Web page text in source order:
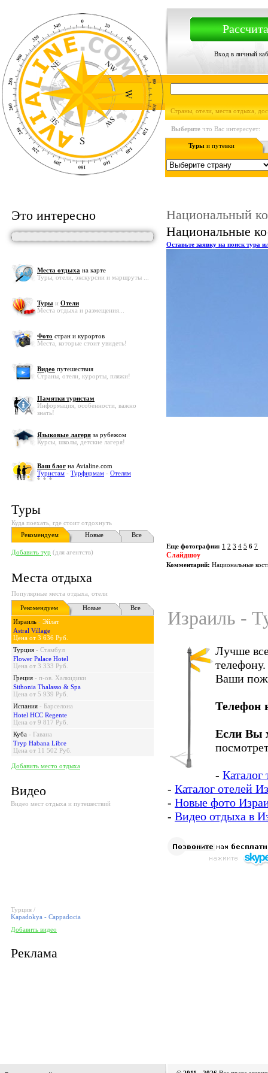
Вход в личный
Страны, отели, места отдыха,
Выберите что Вас интересует:
Туры и путевки
Это интересно
Места отдыха на карте
Туры, отели, экскурсии и маршруты ...
Туры и Отели
Места отдыха и размещения...
Фото стран и курортов
Места, которые стоит увидеть!
Видео путешествия
Страны, отели, курорты, пляжи!
Памятки туристам
Информация, особенности, важно
знать!
Языковые лагеря за рубежом
Курсы, школы, детские лагеря!
Ваш блог на Avialine.com
Туристам - Турфирмам - Отелям
Туры
Куда поехать, где стоит отдохнуть
Рекомендуем
Новые Все
Добавить тур (для агентств)
Места отдыха
Популярные места отдыха, отели
Рекомендуем
Новые
Все
Израиль - Эйлат
Astral Village
Цена от 3 636 Руб.
Турция - Стамбул
Flower Palace Hotel
Цена от 3 333 Руб.
Греция - п-ов. Халкидики
Sithonia Thalasso & Spa
Цена от 5 939 Руб.
Испания - Барселона
Hotel HCC Regente
Цена от 9 817 Руб.
Куба - Гавана
Tryp Habana Libre
Цена от 11 502 Руб.
Добавить место отдыха
Видео
Видео мест отдыха и путешествий
Турция /
Kapadokya - Cappadocia
Добавить видео
Реклама
Национальный
Национальные
Оставьте заявку на поиск тура
Еще фотографии: 1 2 3 4 5 6 7
Слайдшоу
Комментарий: Национальные
Израиль -
Лучше
Ваши
Телефон
Если Вы
- Каталог
- Каталог отелей
- Новые фото
- Видео отдыха в